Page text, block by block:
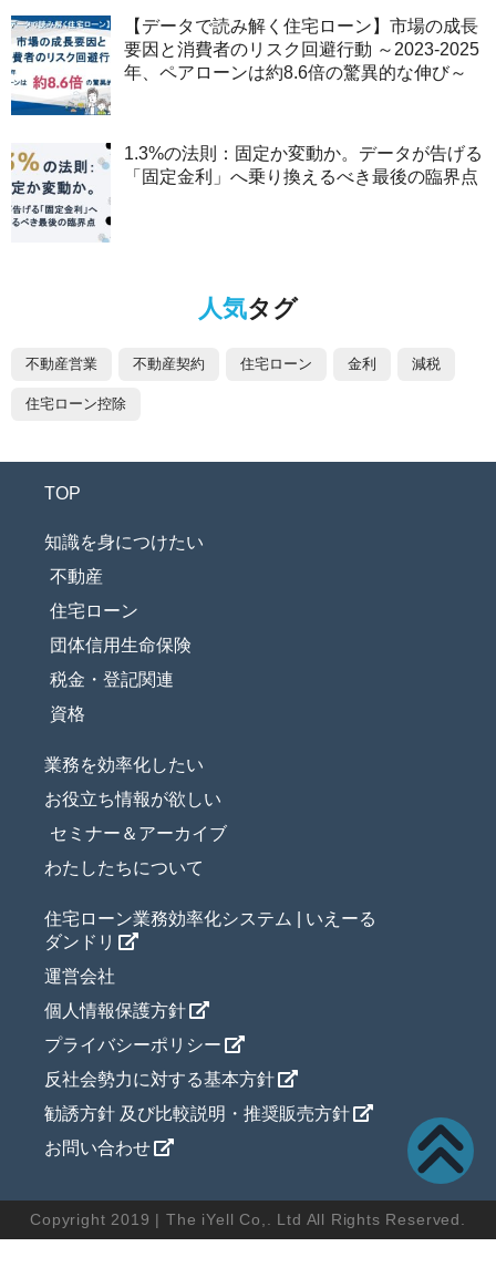
【データで読み解く住宅ローン】市場の成長
要因と消費者のリスク回避行動 ～2023-2025
年、ペアローンは約8.6倍の驚異的な伸び～
1.3%の法則：固定か変動か。データが告げる
「固定金利」へ乗り換えるべき最後の臨界点
人気タグ
不動産営業 不動産契約 住宅ローン 金利 減税
住宅ローン控除
TOP
知識を身につけたい
不動産
住宅ローン
団体信用生命保険
税金・登記関連
資格
業務を効率化したい
お役立ち情報が欲しい
セミナー＆アーカイブ
わたしたちについて
住宅ローン業務効率化システム | いえーる
ダンドリ
運営会社
個人情報保護方針
プライバシーポリシー
反社会勢力に対する基本方針
勧誘方針 及び比較説明・推奨販売方針
お問い合わせ
Copyright 2019 | The iYell Co,. Ltd All Rights Reserved.